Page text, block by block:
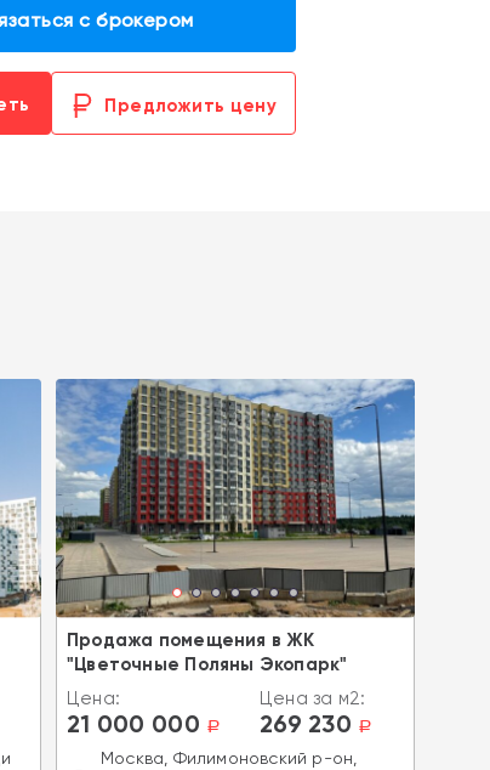
с брокером
Предложить цену
Продажа помещения в ЖК
"Цветочные Поляны Экопарк"
Цена:
21 000 000 a
Цена за м2:
269 230 a
Москва, Филимоновский р-он,